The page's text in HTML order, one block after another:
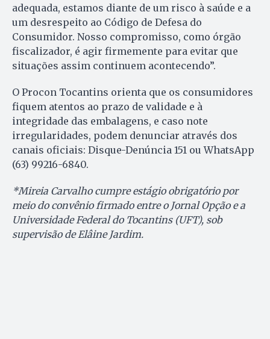
adequada, estamos diante de um risco à saúde e a
um desrespeito ao Código de Defesa do
Consumidor. Nosso compromisso, como órgão
fiscalizador, é agir firmemente para evitar que
situações assim continuem acontecendo”.
O Procon Tocantins orienta que os consumidores
fiquem atentos ao prazo de validade e à
integridade das embalagens, e caso note
irregularidades, podem denunciar através dos
canais oficiais: Disque-Denúncia 151 ou WhatsApp
(63) 99216-6840.
*Mireia Carvalho cumpre estágio obrigatório por
meio do convênio firmado entre o Jornal Opção e a
Universidade Federal do Tocantins (UFT), sob
supervisão de Elâine Jardim.